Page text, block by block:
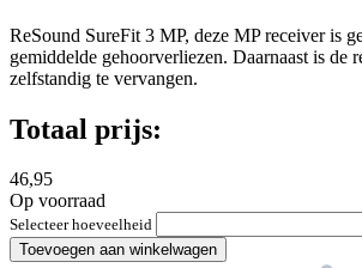
ReSound SureFit 3 MP, deze MP receiver is
gemiddelde gehoorverliezen. Daarnaast is de
zelfstandig te vervangen.
Totaal prijs:
46,95
Op voorraad
Selecteer hoeveelheid
Toevoegen aan winkelwagen